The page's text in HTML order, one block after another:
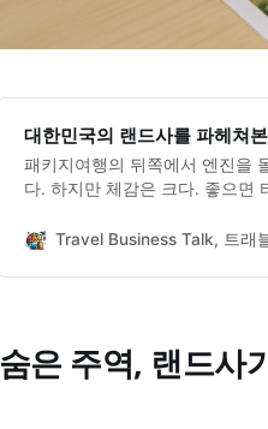
대한민국의 랜드사를 파헤쳐
패키지여행의 뒤쪽에서 엔진을
다. 하지만 체감은 크다. 좋으면
Travel Business Talk, 트래
숨은 주역, 랜드사